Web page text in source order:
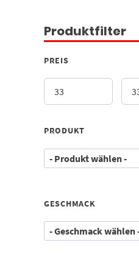
Produktfilter
PREIS
PRODUKT
GESCHMACK